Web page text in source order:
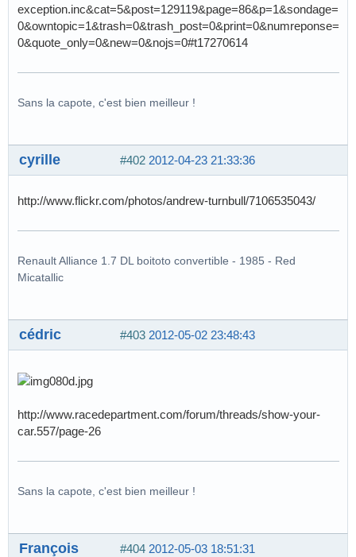
exception.inc&cat=5&post=129119&page=86&p=1&sondage=
0&owntopic=1&trash=0&trash_post=0&print=0&numreponse=
0&quote_only=0&new=0&nojs=0#t17270614
Sans la capote, c'est bien meilleur !
#402 2012-04-23 21:33:36
cyrille
http://www.flickr.com/photos/andrew-turnbull/7106535043/
Renault Alliance 1.7 DL boitoto convertible - 1985 - Red
Micatallic
#403 2012-05-02 23:48:43
cédric
http://www.racedepartment.com/forum/threads/show-your-
car.557/page-26
Sans la capote, c'est bien meilleur !
#404 2012-05-03 18:51:31
François